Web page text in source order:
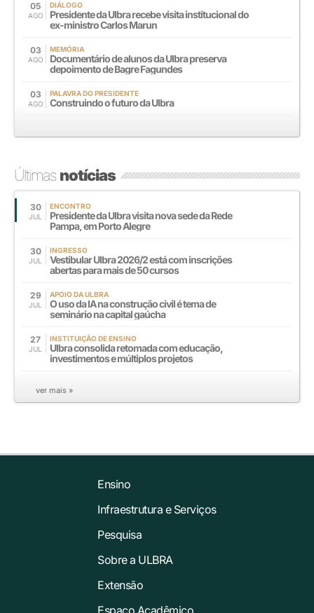
05
AGO
DIÁLOGO
Presidente da Ulbra recebe visita institucional do
ex-ministro Carlos Marun
03
AGO
MEMÓRIA
Documentário de alunos da Ulbra preserva
depoimento de Bagre Fagundes
03
AGO
PALAVRA DO PRESIDENTE
Construindo o futuro da Ulbra
Últimasnotícias
30
JUL
ENCONTRO
Presidente da Ulbra visita nova sede da Rede
Pampa, em Porto Alegre
30
JUL
INGRESSO
Vestibular Ulbra 2026/2 está com inscrições
abertas para mais de 50 cursos
29
JUL
APOIO DA ULBRA
O uso da IA na construção civil é tema de
seminário na capital gaúcha
27
JUL
INSTITUIÇÃO DE ENSINO
Ulbra consolida retomada com educação,
investimentos e múltiplos projetos
ver mais »
Ensino
Infraestrutura e Serviços
Pesquisa
Sobre a ULBRA
Extensão